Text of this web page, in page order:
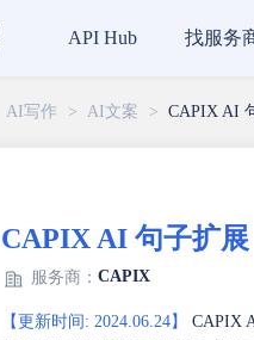
API Hub 找服务
AI写作 > AI文案 > CAPIX AI
CAPIX AI 句子扩展
服务商： CAPIX
【更新时间: 2024.06.24】
CAPIX